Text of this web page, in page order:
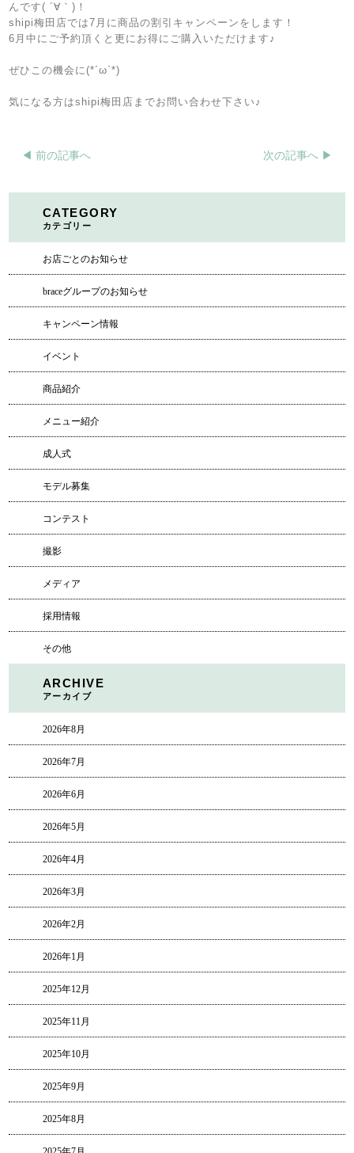
んです( ´∀｀)！
shipi梅田店では7月に商品の割引キャンペーンをします！
6月中にご予約頂くと更にお得にご購入いただけます♪
ぜひこの機会に(*´ω`*)
気になる方はshipi梅田店までお問い合わせ下さい♪
◀︎ 前の記事へ 次の記事へ ▶︎
CATEGORY
カテゴリー
お店ごとのお知らせ
braceグループのお知らせ
キャンペーン情報
イベント
商品紹介
メニュー紹介
成人式
モデル募集
コンテスト
撮影
メディア
採用情報
その他
ARCHIVE
アーカイブ
2026年8月
2026年7月
2026年6月
2026年5月
2026年4月
2026年3月
2026年2月
2026年1月
2025年12月
2025年11月
2025年10月
2025年9月
2025年8月